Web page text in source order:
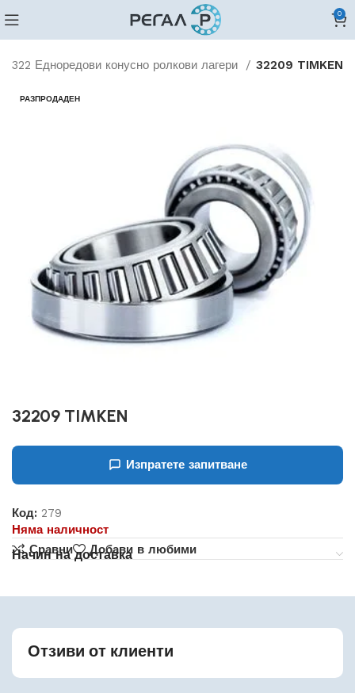
0
322 Едноредови конусно ролкови лагери 32209 TIMKEN
РАЗПРОДАДЕН
32209 TIMKEN
Изпратете запитване
Код:279
Няма наличност
Сравни
Добави в любими
Начин на доставка
Отзиви от клиенти